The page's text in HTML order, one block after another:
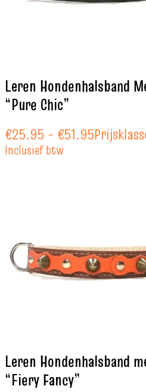
Leren Hondenhalsband
“Pure Chic”
€25.95 - €51.95
Inclusief btw
Leren Hondenhalsband
“Fiery Fancy”